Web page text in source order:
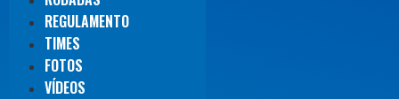
REGULAMENTO
TIMES
FOTOS
VÍDEOS